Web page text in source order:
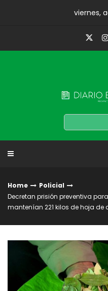
viernes,
Home
Policial
Decretan prisión preventiva
mantenían 221 kilos de hoja de